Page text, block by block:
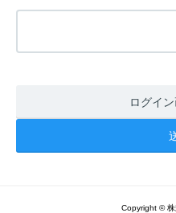
ログイ
Copyright © 株